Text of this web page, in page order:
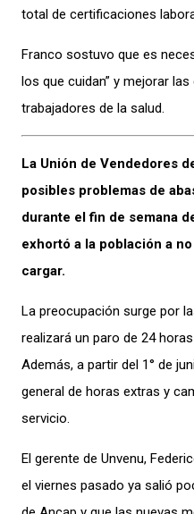
total de certificaciones
Franco sostuvo que es
los que cuidan” y mejorar
trabajadores de la salud.
La Unión de Vendedores
posibles problemas de
durante el fin de semana
exhortó a la población a
cargar.
La preocupación surge por
realizará un paro de 24
Además, a partir del 1° de
general de horas extras y
servicio.
El gerente de Unvenu,
el viernes pasado ya salió